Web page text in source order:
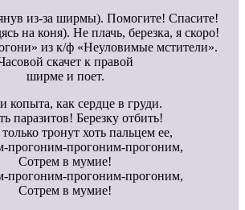
из-за ширмы). Помогите! Спасите!
на коня). Не плачь, березка, я скоро!
из к/ф «Неуловимые мстители».
скачет к правой
ширме и поет.
копыта, как сердце в груди.
паразитов! Березку отбить!
тронут хоть пальцем ее,
прогоним-прогоним-прогоним,
Сотрем в мумие!
прогоним-прогоним-прогоним,
Сотрем в мумие!